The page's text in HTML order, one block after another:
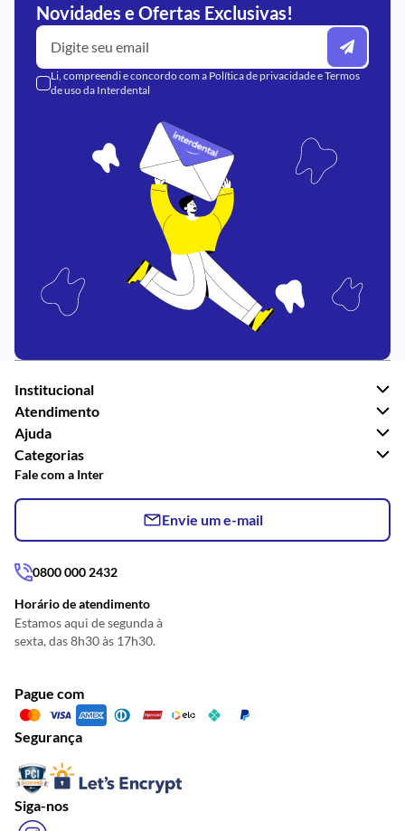
Novidades e Ofertas Exclusivas!
Li, compreendi e concordo com a Política de privacidadeeTermos
de usoda Interdental
Institucional
Atendimento
Ajuda
Categorias
Fale com a Inter
Envie um e-mail
0800 000 2432
Horário de atendimento
Estamos aqui de segunda à
sexta, das 8h30 às 17h30.
Pague com
Segurança
Siga-nos